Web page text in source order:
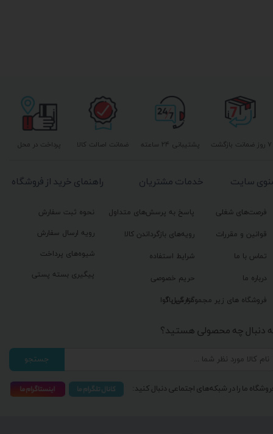
پشتیبانی ۲۴ ساعته پرداخت در محل ۷ روز ضمانت بازگشت ضمانت اصالت کالا
راهنمای خرید از فروشگاه
نحوه ثبت سفارش
رویه ارسال سفارش
شیوه‌های پرداخت
پیگیری بسته پستی
خدمات مشتریان
پاسخ به پرسش‌های متداول
رویه‌های بازگرداندن کالا
شرایط استفاده
حریم خصوصی
گزارش باگ
سایت
فرصت‌های شغلی
قوانین و مقررات
تماس با ما
درباره ما
فروشگاه های زیر مجموعه گیل آوا
دنبال چه محصولی هستید؟
جستجو
ما را در شبکه‌های اجتماعی دنبال کنید: